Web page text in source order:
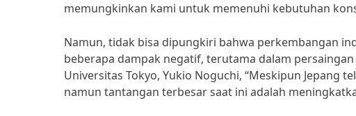
memungkinkan kami untuk memenuhi kebutuhan
Namun, tidak bisa dipungkiri bahwa perkembangan
beberapa dampak negatif, terutama dalam
Universitas Tokyo, Yukio Noguchi, “Meskipun
namun tantangan terbesar saat ini adalah